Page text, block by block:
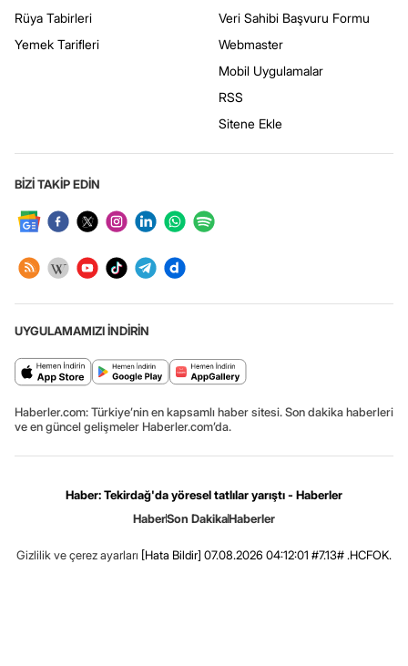
Rüya Tabirleri
Yemek Tarifleri
Veri Sahibi Başvuru Formu
Webmaster
Mobil Uygulamalar
RSS
Sitene Ekle
BİZİ TAKİP EDİN
UYGULAMAMIZI İNDİRİN
Haberler.com: Türkiye’nin en kapsamlı haber sitesi. Son dakika haberleri
ve en güncel gelişmeler Haberler.com’da.
Haber: Tekirdağ'da yöresel tatlılar yarıştı - Haberler
HaberSon DakikaHaberler
Gizlilik ve çerez ayarları [Hata Bildir] 07.08.2026 04:12:01 #7.13# .HCFOK.